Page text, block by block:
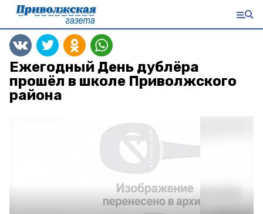
Ежегодный День дублёра
прошёл в школе Приволжского
района